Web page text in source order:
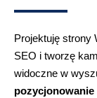
Projektuję strony
SEO i tworzę
widoczne w